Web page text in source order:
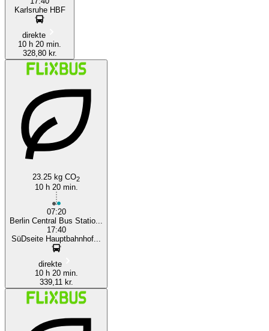
Karlsruhe HBF
direkte
10 h 20 min.
328,80 kr.
23.25 kg CO2
10 h 20 min.
07:20
Berlin Central Bus Statio...
17:40
SüDseite Hauptbahnhof...
direkte
10 h 20 min.
339,11 kr.